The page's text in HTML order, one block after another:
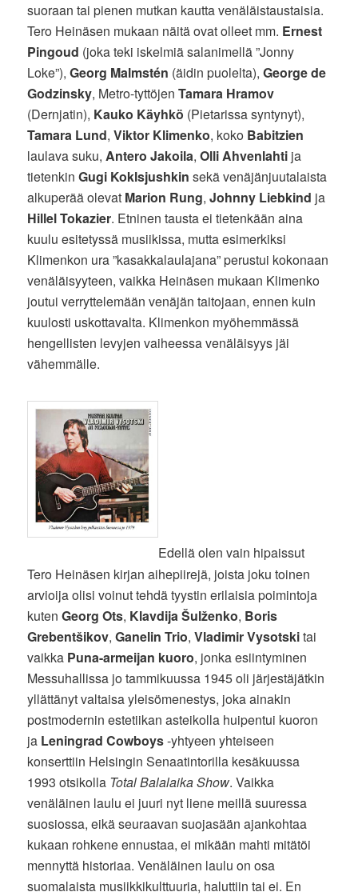
suoraan tai pienen mutkan kautta venäläistaustaisia.
Tero Heinäsen mukaan näitä ovat olleet mm. Ernest
Pingoud (joka teki iskelmiä salanimellä ”Jonny
Loke”),Georg Malmstén (äidin puolelta),George de
Godzinsky, Metro-tyttöjenTamara Hramov
(Dernjatin), Kauko Käyhkö (Pietarissa syntynyt),
Tamara Lund,Viktor Klimenko, koko Babitzien
laulava suku,Antero Jakoila,Olli Ahvenlahti ja
tietenkinGugi Koklsjushkin sekä venäjänjuutalaista
alkuperää olevat Marion Rung,Johnny Liebkind ja
Hillel Tokazier. Etninen tausta ei tietenkään aina
kuulu esitetyssä musiikissa, mutta esimerkiksi
Klimenkon ura ”kasakkalaulajana” perustui kokonaan
venäläisyyteen, vaikka Heinäsen mukaan Klimenko
joutui verryttelemään venäjän taitojaan, ennen kuin
kuulosti uskottavalta. Klimenkon myöhemmässä
hengellisten levyjen vaiheessa venäläisyys jäi
vähemmälle.
Edellä olen vain hipaissut
Tero Heinäsen kirjan aihepiirejä, joista joku toinen
arvioija olisi voinut tehdä tyystin erilaisia poimintoja
kutenGeorg Ots, Klavdija Šulženko, Boris
Grebentšikov,Ganelin Trio,Vladimir Vysotskitai
vaikka Puna-armeijan kuoro, jonka esiintyminen
Messuhallissa jo tammikuussa 1945 oli järjestäjätkin
yllättänyt valtaisa yleisömenestys, joka ainakin
postmodernin estetiikan asteikolla huipentui kuoron
ja Leningrad Cowboys-yhtyeen yhteiseen
konserttiin Helsingin Senaatintorilla kesäkuussa
1993 otsikolla Total Balalaika Show. Vaikka
venäläinen laulu ei juuri nyt liene meillä suuressa
suosiossa, eikä seuraavan suojasään ajankohtaa
kukaan rohkene ennustaa, ei mikään mahti mitätöi
mennyttä historiaa. Venäläinen laulu on osa
suomalaista musiikkikulttuuria, haluttiin tai ei. En